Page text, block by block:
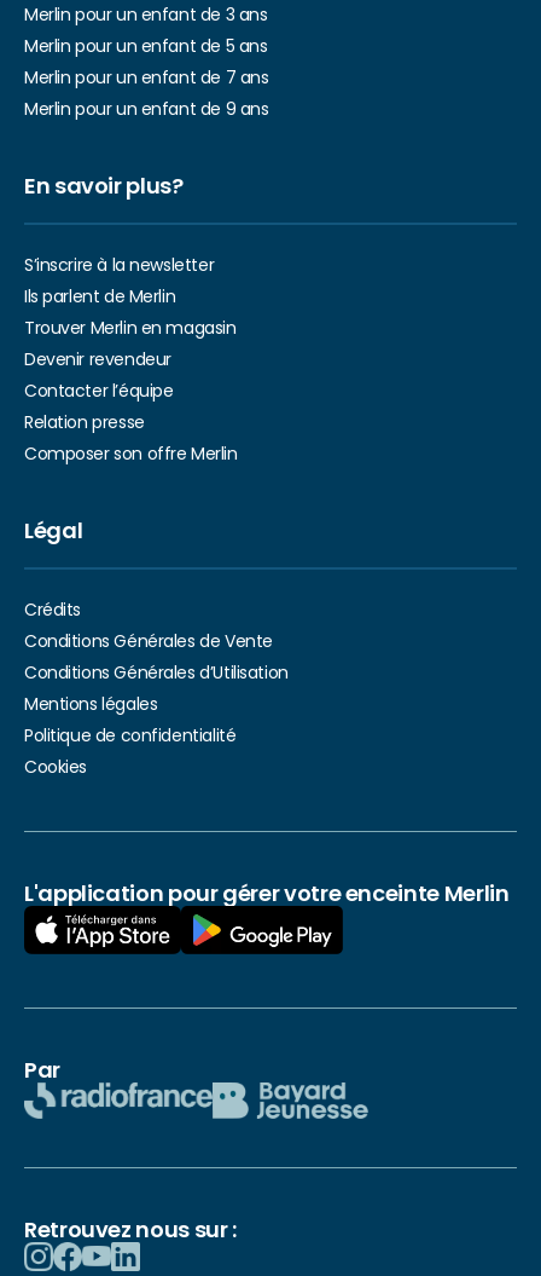
Merlin pour un enfant de 3 ans
Merlin pour un enfant de 5 ans
Merlin pour un enfant de 7 ans
Merlin pour un enfant de 9 ans
En savoir plus?
S’inscrire à la newsletter
Ils parlent de Merlin
Trouver Merlin en magasin
Devenir revendeur
Contacter l’équipe
Relation presse
Composer son offre Merlin
Légal
Crédits
Conditions Générales de Vente
Conditions Générales d’Utilisation
Mentions légales
Politique de confidentialité
Cookies
L'application pour gérer votre enceinte Merlin
Par
Retrouvez nous sur :